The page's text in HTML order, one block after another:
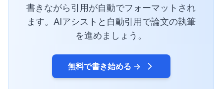
書きながら引用が自動でフォーマットされ
ます。AIアシストと自動引用で論文の執筆
を進めましょう。
無料で書き始める →